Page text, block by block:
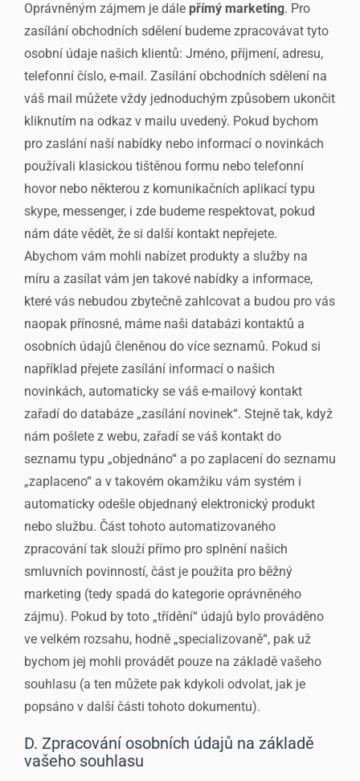
Oprávněným zájmem je dále přímý marketing. Pro
zasílání obchodních sdělení budeme zpracovávat tyto
osobní údaje našich klientů: Jméno, příjmení, adresu,
telefonní číslo, e-mail. Zasílání obchodních sdělení na
váš mail můžete vždy jednoduchým způsobem ukončit
kliknutím na odkaz v mailu uvedený. Pokud bychom
pro zaslání naší nabídky nebo informací o novinkách
používali klasickou tištěnou formu nebo telefonní
hovor nebo některou z komunikačních aplikací typu
skype, messenger, i zde budeme respektovat, pokud
nám dáte vědět, že si další kontakt nepřejete.
Abychom vám mohli nabízet produkty a služby na
míru a zasílat vám jen takové nabídky a informace,
které vás nebudou zbytečně zahlcovat a budou pro vás
naopak přínosné, máme naši databázi kontaktů a
osobních údajů členěnou do více seznamů. Pokud si
například přejete zasílání informací o našich
novinkách, automaticky se váš e-mailový kontakt
zařadí do databáze „zasílání novinek“. Stejně tak, když
nám pošlete z webu, zařadí se váš kontakt do
seznamu typu „objednáno“ a po zaplacení do seznamu
„zaplaceno“ a v takovém okamžiku vám systém i
automaticky odešle objednaný elektronický produkt
nebo službu. Část tohoto automatizovaného
zpracování tak slouží přímo pro splnění našich
smluvních povinností, část je použita pro běžný
marketing (tedy spadá do kategorie oprávněného
zájmu). Pokud by toto „třídění“ údajů bylo prováděno
ve velkém rozsahu, hodně „specializovaně“, pak už
bychom jej mohli provádět pouze na základě vašeho
souhlasu (a ten můžete pak kdykoli odvolat, jak je
popsáno v další části tohoto dokumentu).
D. Zpracování osobních údajů na základě
vašeho souhlasu